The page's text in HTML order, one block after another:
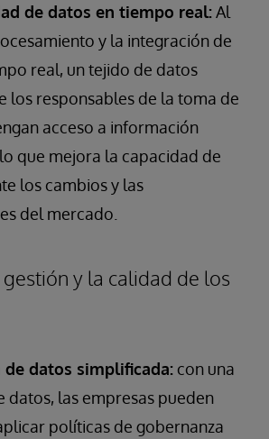
de datos en tiempo real:Al
y la integración de
real, un tejido de datos
los responsables de la toma de
acceso a información
que mejora la capacidad de
los cambios y las
del mercado.
y la calidad de los
de datos simplificada: con una
datos, las empresas pueden
políticas de gobernanza